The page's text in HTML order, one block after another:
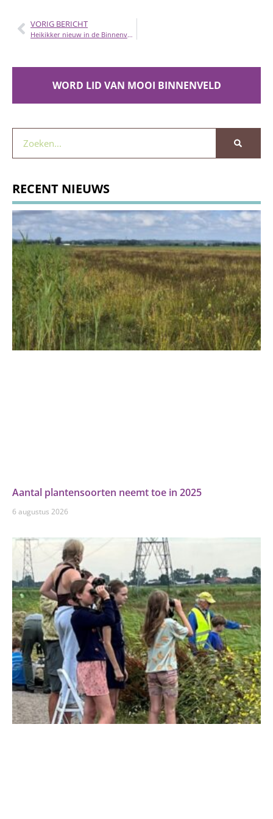
VORIG BERICHT
Heikikker nieuw in de Binnenveldse Hooilanden
WORD LID VAN MOOI BINNENVELD
RECENT NIEUWS
Aantal plantensoorten neemt toe in 2025
6 augustus 2026